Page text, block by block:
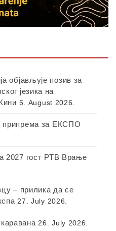
објављује позив за
језика на
5. August 2026.
припрема за ЕКСПО
2027 гост РТВ Врање
– прилика да се
27. July 2026.
26. July 2026.